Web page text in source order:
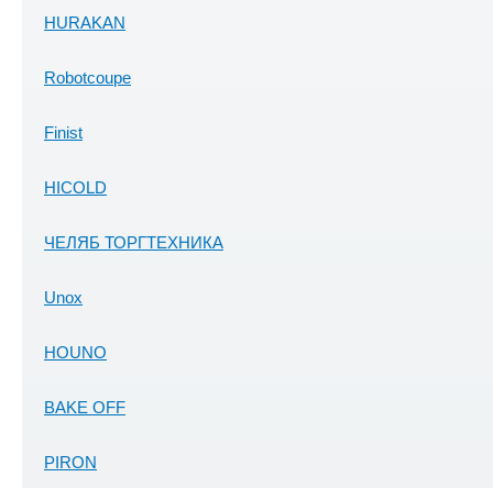
HURAKAN
Robotcoupe
Finist
HICOLD
ЧЕЛЯБ ТОРГТЕХНИКА
Unox
HOUNO
BAKE OFF
PIRON